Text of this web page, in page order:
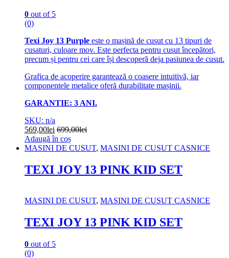
0 out of 5
(0)
Texi Joy 13 Purple este o mașină de cusut cu 13 tipuri de
cusaturi, culoare mov. Este perfecta pentru cusut începători,
precum și pentru cei care își descoperă deja pasiunea de cusut.
Grafica de acoperire garantează o coasere intuitivă, iar
componentele metalice oferă durabilitate mașinii.
GARANTIE: 3 ANI.
SKU: n/a
569,00lei 699,00lei
Adaugă în coș
MASINI DE CUSUT, MASINI DE CUSUT CASNICE
TEXI JOY 13 PINK KID SET
MASINI DE CUSUT, MASINI DE CUSUT CASNICE
TEXI JOY 13 PINK KID SET
0 out of 5
(0)